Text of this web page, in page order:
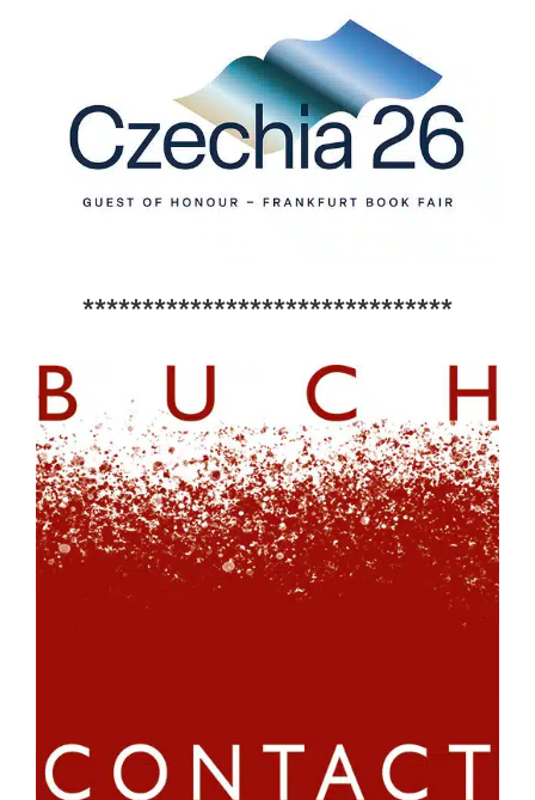
*******************************